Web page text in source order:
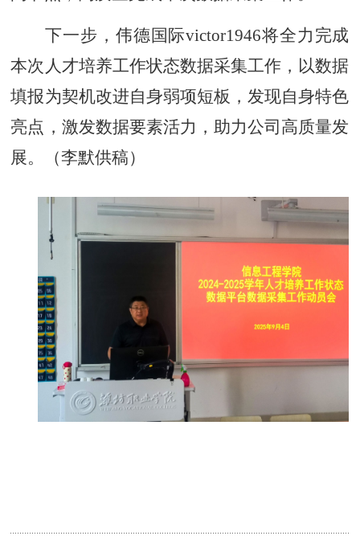
下一步，伟德国际victor1946将全力完成
本次人才培养工作状态数据采集工作，以数据
填报为契机改进自身弱项短板，发现自身特色
亮点，激发数据要素活力，助力公司高质量发
展。（李默供稿）